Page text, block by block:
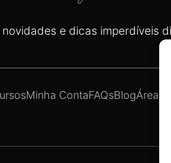
e dicas imperdíveis
Minha ContaFAQsBlogÁrea